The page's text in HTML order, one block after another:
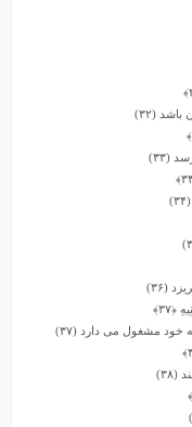
(۳۲)
(۳۳)
(۳۶)
﴿۳۷﴾
خود مشغول مى دارد (۳۷)